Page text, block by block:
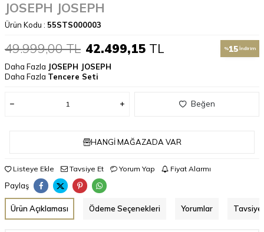
JOSEPH JOSEPH
Ürün Kodu : 55STS000003
49.999,00TL 42.499,15 TL %15 İndirim
Daha Fazla JOSEPH JOSEPH
Daha Fazla Tencere Seti
Beğen
HANGI MAĞAZADA VAR
Listeye Ekle Tavsiye Et Yorum Yap Fiyat Alarmı
Paylaş
Ürün Açıklaması Ödeme Seçenekleri Yorumlar Tavsiye